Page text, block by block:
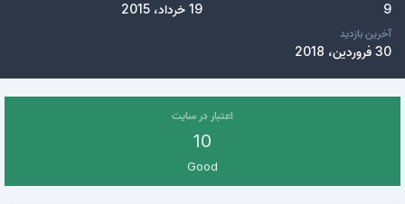
9 19 خرداد، 2015
آخرین بازدید
30 فروردین، 2018
اعتبار در سایت
10
Good